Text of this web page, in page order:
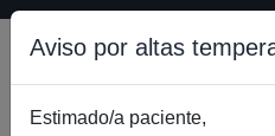
Aviso por altas
Estimado/a paciente,